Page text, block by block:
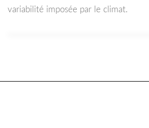
variabilité imposée par le climat.